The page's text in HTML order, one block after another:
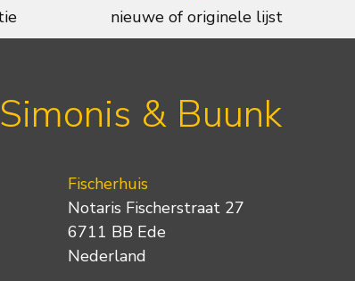
nieuwe of originele lijst
& Buunk
Fischerhuis
Notaris Fischerstraat 27
6711 BB Ede
Nederland